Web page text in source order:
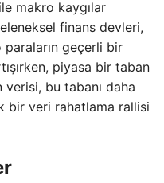
makro kaygılar
finans devleri,
geçerli bir
piyasa bir taban
verisi, bu tabanı daha
bir veri rahatlama rallisi